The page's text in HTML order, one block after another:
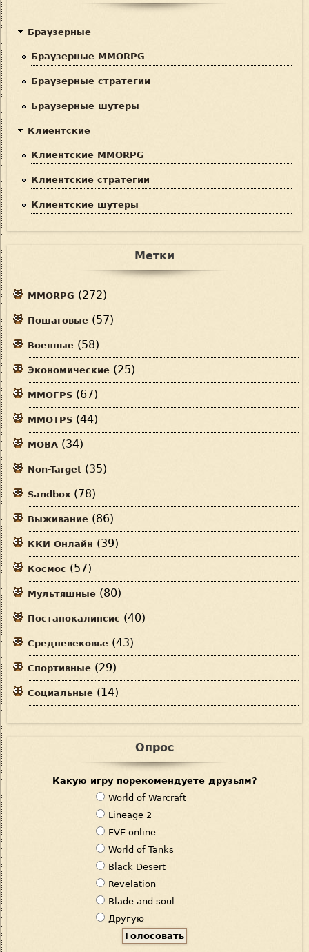
Браузерные
Браузерные MMORPG
Браузерные стратегии
Браузерные шутеры
Клиентские
Клиентские MMORPG
Клиентские стратегии
Клиентские шутеры
Метки
MMORPG (272)
Пошаговые (57)
Военные (58)
Экономические (25)
MMOFPS (67)
MMOTPS (44)
MOBA (34)
Non-Target (35)
Sandbox (78)
Выживание (86)
ККИ Онлайн (39)
Космос (57)
Мультяшные (80)
Постапокалипсис (40)
Средневековье (43)
Спортивные (29)
Социальные (14)
Опрос
Какую игру порекомендуете друзьям?
В
а
р
и
а
н
т
ы
World of Warcraft
Lineage 2
EVE online
World of Tanks
Black Desert
Revelation
Blade and soul
Другую